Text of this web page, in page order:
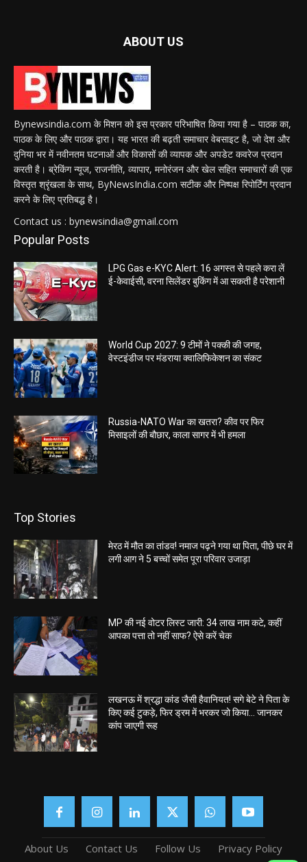
ABOUT US
Bynewsindia.com के मिशन को इस प्रकार परिभाषित किया गया है – पाठक का,
पाठक के लिए और पाठक द्वारा। यह भारत की बढ़ती समाचार वेबसाइट है, जो देश और
दुनिया भर में नवीनतम घटनाओं और विकासों की व्यापक और अपडेट कवरेज प्रदान
करती है। ब्रेकिंग न्यूज, राजनीति, व्यापार, मनोरंजन और खेल सहित समाचारों की एक
विस्तृत श्रृंखला के साथ, ByNewsIndia.com सटीक और निष्पक्ष रिपोर्टिंग प्रदान
करने के लिए प्रतिबद्ध है।
Contact us : bynewsindia@gmail.com
Popular Posts
LPG Gas e-KYC Alert: 16 अगस्त से पहले करा लें
ई-केवाईसी, वरना सिलेंडर बुकिंग में आ सकती है परेशानी
World Cup 2027: 9 टीमों ने पक्की की जगह,
वेस्टइंडीज पर मंडराया क्वालिफिकेशन का संकट
Russia-NATO War का खतरा? कीव पर फिर
मिसाइलों की बौछार, काला सागर में भी हमला
Top Stories
मेरठ में मौत का तांडव! नमाज पढ़ने गया था पिता, पीछे घर में
लगी आग ने 5 बच्चों समेत पूरा परिवार उजाड़ा
MP की नई वोटर लिस्ट जारी: 34 लाख नाम कटे, कहीं
आपका पत्ता तो नहीं साफ? ऐसे करें चेक
लखनऊ में श्रद्धा कांड जैसी हैवानियत! सगे बेटे ने पिता के
किए कई टुकड़े, फिर ड्रम में भरकर जो किया… जानकर
कांप जाएगी रूह
About Us Contact Us Follow Us Privacy Policy